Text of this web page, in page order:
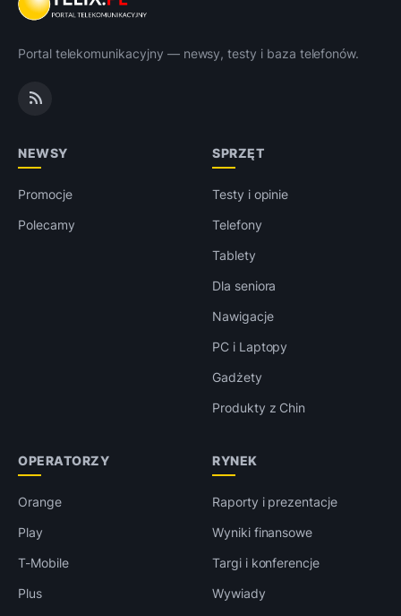
Portal telekomunikacyjny — newsy, testy i baza telefonów.
NEWSY
Promocje
Polecamy
SPRZĘT
Testy i opinie
Telefony
Tablety
Dla seniora
Nawigacje
PC i Laptopy
Gadżety
Produkty z Chin
OPERATORZY
Orange
Play
T-Mobile
Plus
RYNEK
Raporty i prezentacje
Wyniki finansowe
Targi i konferencje
Wywiady